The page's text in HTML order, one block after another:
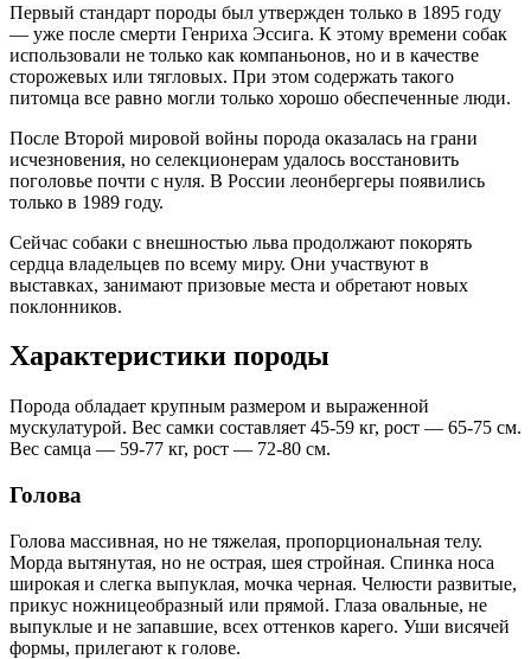
Первый стандарт породы был утвержден только в 1895 году
— уже после смерти Генриха Эссига. К этому времени собак
использовали не только как компаньонов, но и в качестве
сторожевых или тягловых. При этом содержать такого
питомца все равно могли только хорошо обеспеченные люди.
После Второй мировой войны порода оказалась на грани
исчезновения, но селекционерам удалось восстановить
поголовье почти с нуля. В России леонбергеры появились
только в 1989 году.
Сейчас собаки с внешностью льва продолжают покорять
сердца владельцев по всему миру. Они участвуют в
выставках, занимают призовые места и обретают новых
поклонников.
Характеристики породы
Порода обладает крупным размером и выраженной
мускулатурой. Вес самки составляет 45-59 кг, рост — 65-75 см.
Вес самца — 59-77 кг, рост — 72-80 см.
Голова
Голова массивная, но не тяжелая, пропорциональная телу.
Морда вытянутая, но не острая, шея стройная. Спинка носа
широкая и слегка выпуклая, мочка черная. Челюсти развитые,
прикус ножницеобразный или прямой. Глаза овальные, не
выпуклые и не запавшие, всех оттенков карего. Уши висячей
формы, прилегают к голове.